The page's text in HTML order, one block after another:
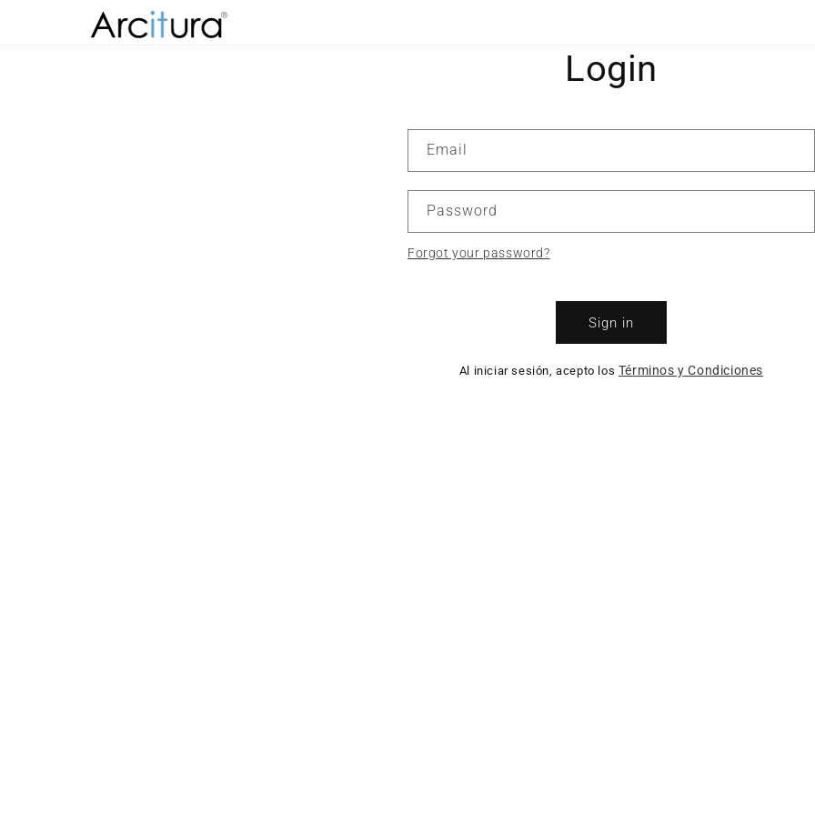
Login
Email
Password
Forgot your password?
Sign in
Al iniciar sesión, acepto los Términos y Condiciones